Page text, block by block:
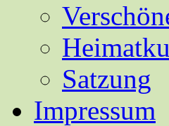
Satzung
Impressum